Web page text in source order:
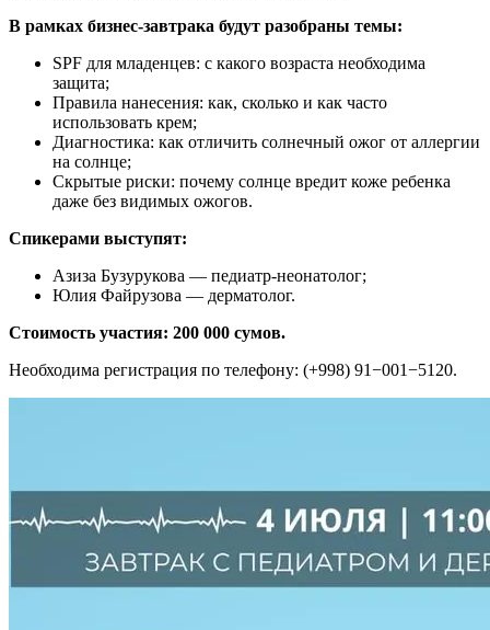
В рамках бизнес-завтрака будут разобраны темы:
SPF для младенцев: с какого возраста необходима
защита;
Правила нанесения: как, сколько и как часто
использовать крем;
Диагностика: как отличить солнечный ожог от аллергии
на солнце;
Скрытые риски: почему солнце вредит коже ребенка
даже без видимых ожогов.
Спикерами выступят:
Азиза Бузурукова — педиатр-неонатолог;
Юлия Файрузова — дерматолог.
Стоимость участия: 200 000 сумов.
Необходима регистрация по телефону: (+998) 91−001−5120.